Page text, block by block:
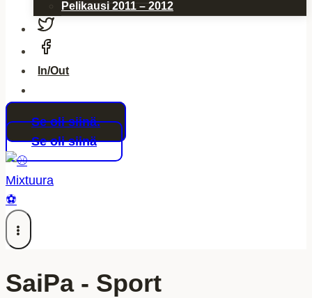
Pelikausi 2011 – 2012
In/Out
Se oli siinä.
Se oli siinä
SaiPa - Sport